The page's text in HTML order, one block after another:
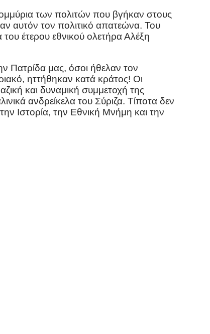
των πολιτών που βγήκαν στους
αυτόν τον πολιτικό απατεώνα. Του
έτερου εθνικού ολετήρα Αλέξη
Πατρίδα μας, όσοι ήθελαν τον
ηττήθηκαν κατά κράτος! Οι
και δυναμική συμμετοχή της
ανδρείκελα του Σύριζα. Τίποτα δεν
Ιστορία, την Εθνική Μνήμη και την